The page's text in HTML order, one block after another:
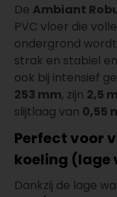
De Ambiant
PVC vloer die
ondergrond
strak en stabiel
ook bij intensief
253 mm, zijn 2,5
slijtlaag van 0,55
Perfect voor
koeling
Dankzij de lage